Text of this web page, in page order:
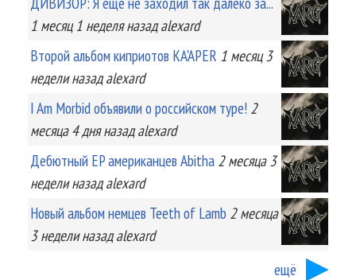
1 месяц 1 неделяназад alexard
Второй альбом киприотов KA'APER 1 месяц 3
неделиназад alexard
I Am Morbid объявили о российском туре! 2
месяца 4 дняназад alexard
Дебютный EP американцев Abitha 2 месяца 3
неделиназад alexard
Новый альбом немцев Teeth of Lamb 2 месяца
3 неделиназад alexard
ещё